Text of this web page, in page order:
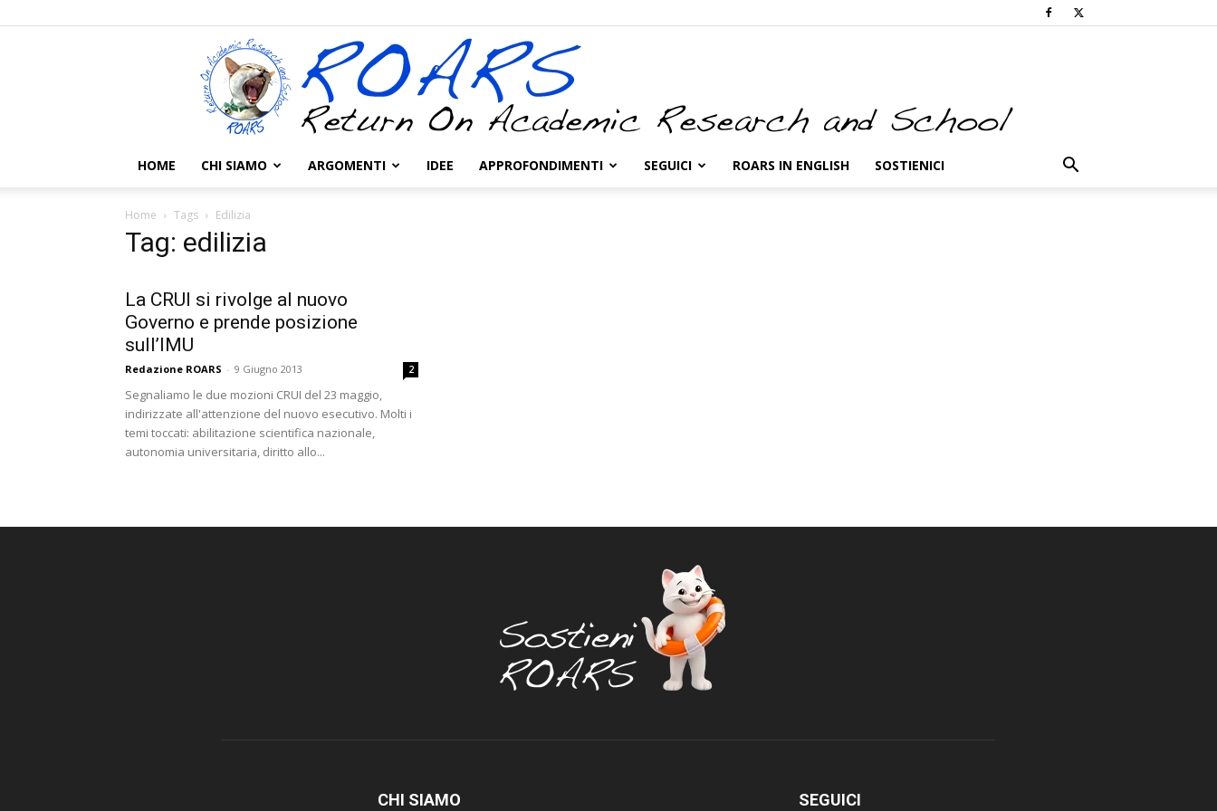
HOME CHI SIAMO ARGOMENTI IDEE APPROFONDIMENTI SEGUICI ROARS IN ENGLISH SOSTIENICI
Home Tags Edilizia
Tag: edilizia
La CRUI si rivolge al nuovo
Governo e prende posizione
sull’IMU
Redazione ROARS - 9 Giugno 2013 2
Segnaliamo le due mozioni CRUI del 23 maggio,
indirizzate all'attenzione del nuovo esecutivo. Molti i
temi toccati: abilitazione scientifica nazionale,
autonomia universitaria, diritto allo...
CHI SIAMO SEGUICI